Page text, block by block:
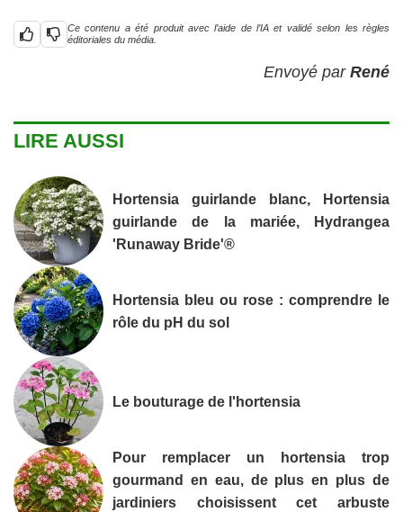
Ce contenu a été produit avec l’aide de l’IA et validé selon les règles
éditoriales du média.
Envoyé par René
LIRE AUSSI
Hortensia guirlande blanc, Hortensia
guirlande de la mariée, Hydrangea
'Runaway Bride'®
Hortensia bleu ou rose : comprendre le
rôle du pH du sol
Le bouturage de l'hortensia
Pour remplacer un hortensia trop
gourmand en eau, de plus en plus de
jardiniers choisissent cet arbuste